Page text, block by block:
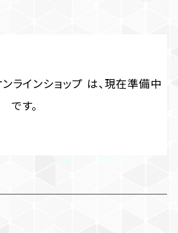
インショップ は、現在準備中
です。